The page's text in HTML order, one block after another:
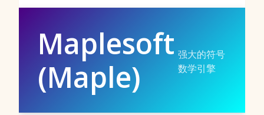
Maplesoft
(Maple)
强大的符号
数学引擎